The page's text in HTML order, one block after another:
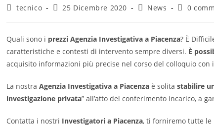
tecnico 25 Dicembre 2020 News 0
Quali sono i prezzi Agenzia Investigativa a Piacenza? È
caratteristiche e contesti di intervento sempre diversi. È
acquisito informazioni più precise nel corso del colloquio con
La nostraAgenzia Investigativa a Piacenza è solitastabilire
investigazione privata” all’atto del conferimento incarico, a
Contatta i nostri Investigatori a Piacenza, ti forniremo tutte